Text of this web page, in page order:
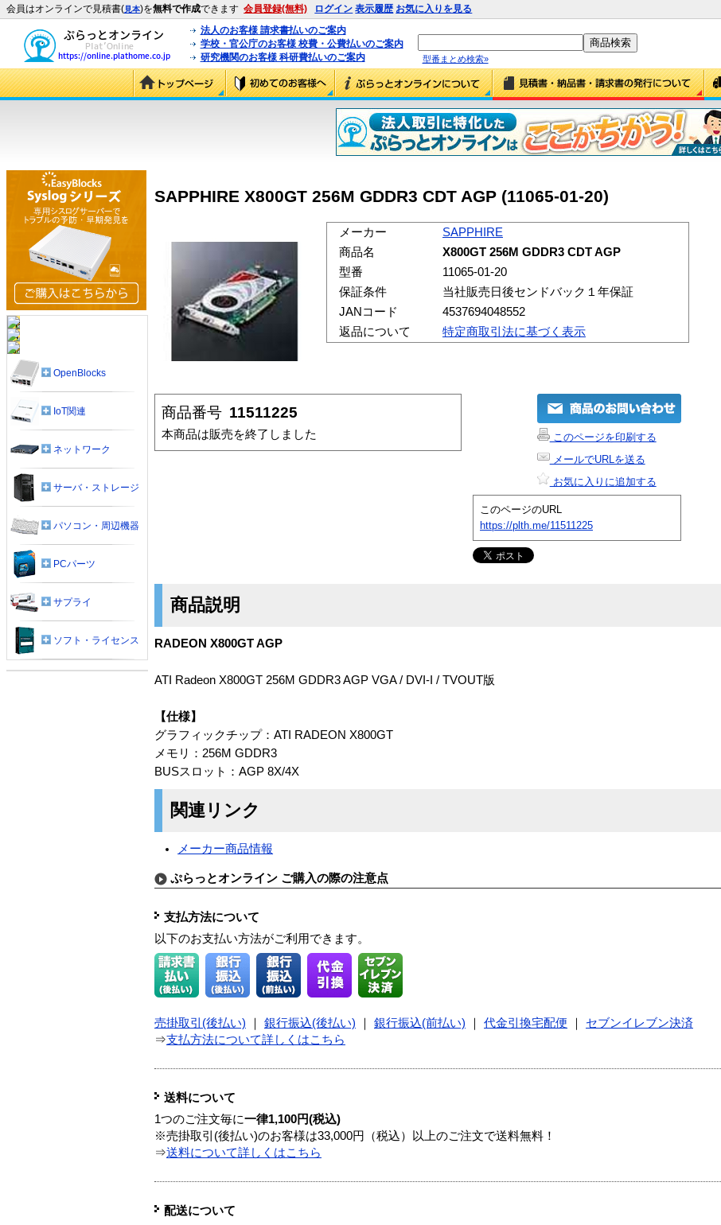
会員はオンラインで見積書(見本)を無料で作成できます 会員登録(無料) ログイン 表示履歴 お気に入りを見る
法人のお客様 請求書払いのご案内
学校・官公庁のお客様 校費・公費払いのご案内
研究機関のお客様 科研費払いのご案内
型番まとめ検索»
SAPPHIRE X800GT 256M GDDR3 CDT AGP (11065-01-20)
メーカー
SAPPHIRE
商品名
X800GT 256M GDDR3 CDT AGP
型番
11065-01-20
保証条件
当社販売日後センドバック１年保証
JANコード
4537694048552
返品について
特定商取引法に基づく表示
商品番号 11511225
本商品は販売を終了しました
このページを印刷する
メールでURLを送る
お気に入りに追加する
このページのURL
https://plth.me/11511225
商品説明
RADEON X800GT AGP
ATI Radeon X800GT 256M GDDR3 AGP VGA / DVI-I / TVOUT版
【仕様】
グラフィックチップ：ATI RADEON X800GT
メモリ：256M GDDR3
BUSスロット：AGP 8X/4X
関連リンク
メーカー商品情報
ぷらっとオンライン ご購入の際の注意点
支払方法について
以下のお支払い方法がご利用できます。
売掛取引(後払い) 銀行振込(後払い) 銀行振込(前払い) 代金引換宅配便
セブンイレブン決済
⇒支払方法について詳しくはこちら
送料について
1つのご注文毎に一律1,100円(税込)
※売掛取引(後払い)のお客様は33,000円（税込）以上のご注文で送料無料！
⇒送料について詳しくはこちら
配送について
OpenBlocks
IoT関連
ネットワーク
サーバ・ストレージ
パソコン・周辺機器
PCパーツ
サプライ
ソフト・ライセンス